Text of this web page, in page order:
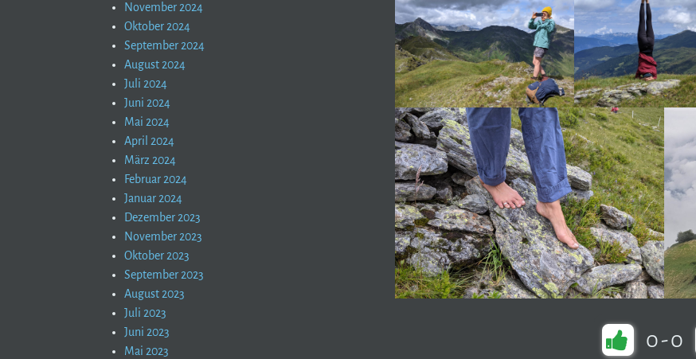
0-0
November 2024
Oktober 2024
September 2024
August 2024
Juli 2024
Juni 2024
Mai 2024
April 2024
März 2024
Februar 2024
Januar 2024
Dezember 2023
November 2023
Oktober 2023
September 2023
August 2023
Juli 2023
Juni 2023
Mai 2023